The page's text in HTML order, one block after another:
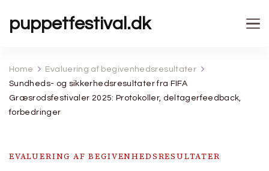
puppetfestival.dk
Home
Evaluering af begivenhedsresultater
Sundheds- og sikkerhedsresultater fra FIFA
Græsrodsfestivaler 2025: Protokoller, deltagerfeedback,
forbedringer
EVALUERING AF BEGIVENHEDSRESULTATER